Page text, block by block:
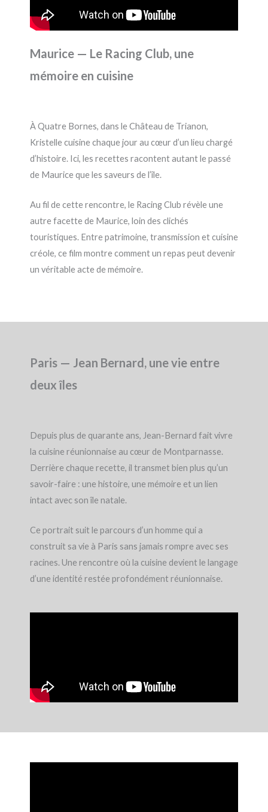
Maurice — Le Racing Club, une
mémoire en cuisine
À Quatre Bornes, dans le Château de Trianon,
Kristelle cuisine chaque jour au cœur d’un lieu chargé
d’histoire. Ici, les recettes racontent autant le passé
de Maurice que les saveurs de l’île.
Au fil de cette rencontre, le Racing Club révèle une
autre facette de Maurice, loin des clichés
touristiques. Entre patrimoine, transmission et cuisine
créole, ce film montre comment un repas peut devenir
un véritable acte de mémoire.
Paris — Jean Bernard, une vie entre
deux îles
Depuis plus de quarante ans, Jean-Bernard fait vivre
la cuisine réunionnaise au cœur de Montparnasse.
Derrière chaque recette, il transmet bien plus qu’un
savoir-faire : une histoire, une mémoire et un lien
intact avec son île natale.
Ce portrait suit le parcours d’un homme qui a
construit sa vie à Paris sans jamais rompre avec ses
racines. Une rencontre où la cuisine devient le langage
d’une identité restée profondément réunionnaise.